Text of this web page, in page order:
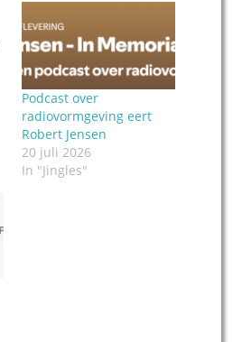
Podcast over
radiovormgeving eert
Robert Jensen
20 juli 2026
In "Jingles"